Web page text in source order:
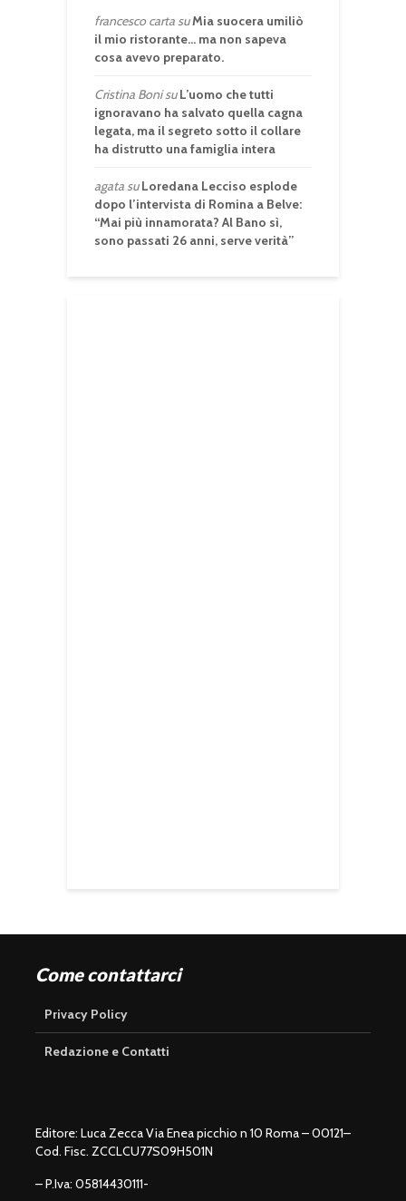
francesco cartasuMia suocera umiliò
il mio ristorante… ma non sapeva
cosa avevo preparato.
Cristina BonisuL’uomo che tutti
ignoravano ha salvato quella cagna
legata, ma il segreto sotto il collare
ha distrutto una famiglia intera
agatasuLoredana Lecciso esplode
dopo l’intervista di Romina a Belve:
“Mai più innamorata? Al Bano sì,
sono passati 26 anni, serve verità”
Come contattarci
Privacy Policy
Redazione e Contatti
Editore: Luca Zecca Via Enea picchio n 10 Roma – 00121–
Cod. Fisc. ZCCLCU77S09H501N
– P.Iva: 05814430111-